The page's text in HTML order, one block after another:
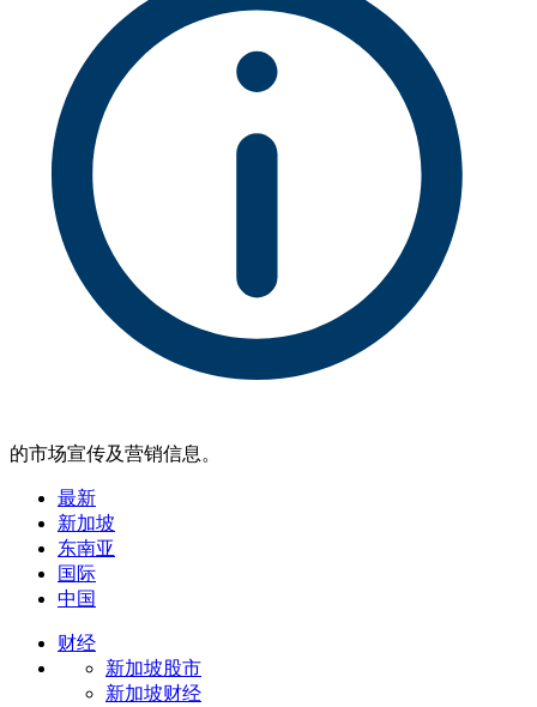
的市场宣传及营销信息。
最新
新加坡
东南亚
国际
中国
财经
新加坡股市
新加坡财经